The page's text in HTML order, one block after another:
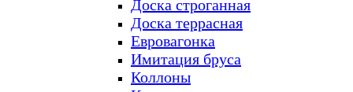
Доска строганная
Доска террасная
Евровагонка
Имитация бруса
Коллоны